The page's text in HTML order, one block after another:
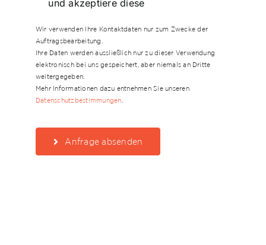
und akzeptiere diese
Wir verwenden Ihre Kontaktdaten nur zum Zwecke der
Auftragsbearbeitung.
Ihre Daten werden aussließlich nur zu dieser Verwendung
elektronisch bei uns gespeichert, aber niemals an Dritte
weitergegeben.
Mehr Informationen dazu entnehmen Sie unseren
Datenschutzbestimmungen
Anfrage absenden